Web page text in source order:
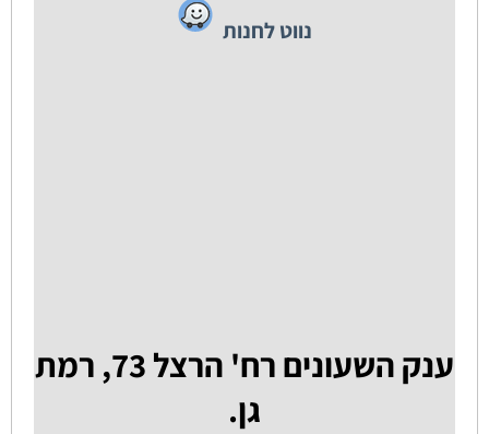
נווט לחנות
ענק השעונים רח' הרצל 73, רמת
גן.